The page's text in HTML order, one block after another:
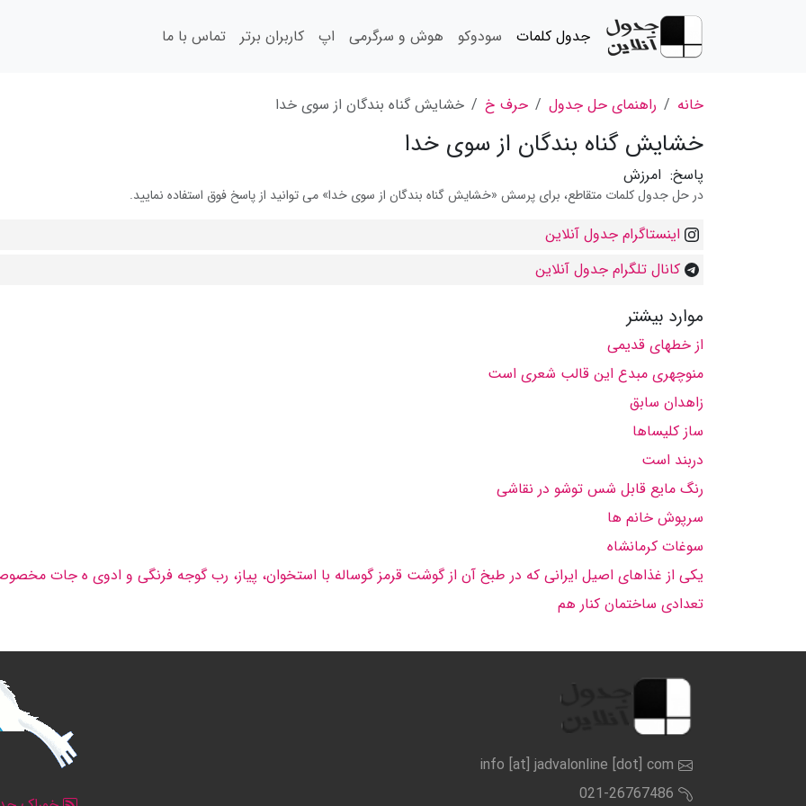
جدول کلمات سودوکو هوش و سرگرمی اپ کاربران برتر تماس با ما
خانه راهنمای حل جدول حرف خ خشایش گناه بندگان از سوی خدا
خشایش گناه بندگان از سوی خدا
پاسخ: امرزش
در حل جدول کلمات متقاطع، برای پرسش «خشایش گناه بندگان از سوی خدا» می توانید از پاسخ فوق استفاده نمایید.
اینستاگرام جدول آنلاین
کانال تلگرام جدول آنلاین
موارد بیشتر
از خطهای قدیمی
منوچهری مبدع این قالب شعری است
زاهدان سابق
ساز كلیساها
دربند است
رنگ مایع قابل شس توشو در نقاشی
سرپوش خانم ها
سوغات كرمانشاه
یكی از غذاهای اصیل ایرانی كه در طبخ آن از گوشت قرمز گوساله با استخوان، پیاز، رب گوجه فرنگی و ادوی ه جات
تعدادی ساختمان كنار هم
info [at] jadvalonline [dot] com
021-26767486